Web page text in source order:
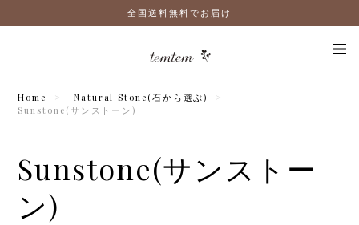
全国送料無料でお届け
Home
Natural Stone(石から選ぶ)
Sunstone(サンストーン)
Sunstone(サンストー
ン)